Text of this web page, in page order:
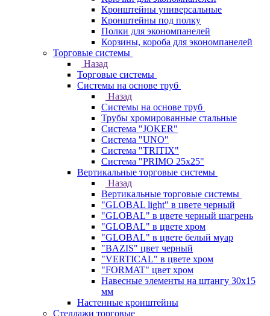
Кронштейны универсальные
Кронштейны под полку
Полки для экономпанелей
Корзины, короба для экономпанелей
Торговые системы
Назад
Торговые системы
Системы на основе труб
Назад
Системы на основе труб
Трубы хромированные стальные
Система "JOKER"
Система "UNO"
Система "TRITIX"
Система "PRIMO 25х25"
Вертикальные торговые системы
Назад
Вертикальные торговые системы
"GLOBAL light" в цвете черный
"GLOBAL" в цвете черный шагрень
"GLOBAL" в цвете хром
"GLOBAL" в цвете белый муар
"BAZIS" цвет черный
"VERTICAL" в цвете хром
"FORMAT" цвет хром
Навесные элементы на штангу 30х15
мм
Настенные кронштейны
Стеллажи торговые